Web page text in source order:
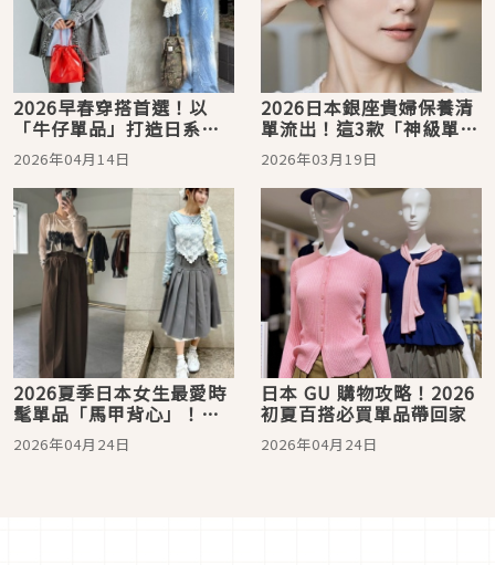
2026早春穿搭首選！以
「牛仔單品」打造日系率
性休閒
2026年04月14日
2026日本銀座貴婦保養清
單流出！這3款「神級單
品」默默囤貨：La Mer電
眼霜、肌膚之鑰精華、香
緹卡面膜，養出高級臉的
關鍵曝光
2026年03月19日
2026夏季日本女生最愛時
髦單品「馬甲背心」！從4
套搭配範本打造注目層次
2026年04月24日
日本 GU 購物攻略！2026
初夏百搭必買單品帶回家
2026年04月24日